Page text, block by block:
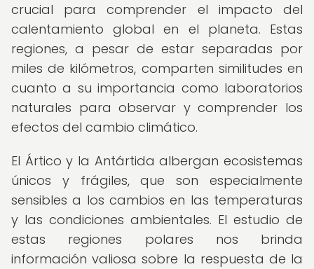
crucial para comprender el impacto del
calentamiento global en el planeta. Estas
regiones, a pesar de estar separadas por
miles de kilómetros, comparten similitudes en
cuanto a su importancia como laboratorios
naturales para observar y comprender los
efectos del cambio climático.
El Ártico y la Antártida albergan ecosistemas
únicos y frágiles, que son especialmente
sensibles a los cambios en las temperaturas
y las condiciones ambientales. El estudio de
estas regiones polares nos brinda
información valiosa sobre la respuesta de la